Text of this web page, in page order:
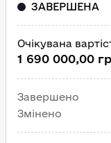
ЗАВЕРШЕНА
Очікувана
1 690 000,00
Завершено
Змінено